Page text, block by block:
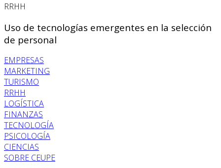
RRHH
Uso de tecnologías emergentes en la selección
de personal
EMPRESAS
MARKETING
TURISMO
RRHH
LOGÍSTICA
FINANZAS
TECNOLOGÍA
PSICOLOGÍA
CIENCIAS
SOBRE CEUPE